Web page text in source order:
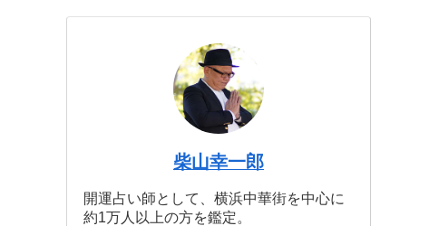
柴山幸一郎
開運占い師として、横浜中華街を中心に
約1万人以上の方を鑑定。